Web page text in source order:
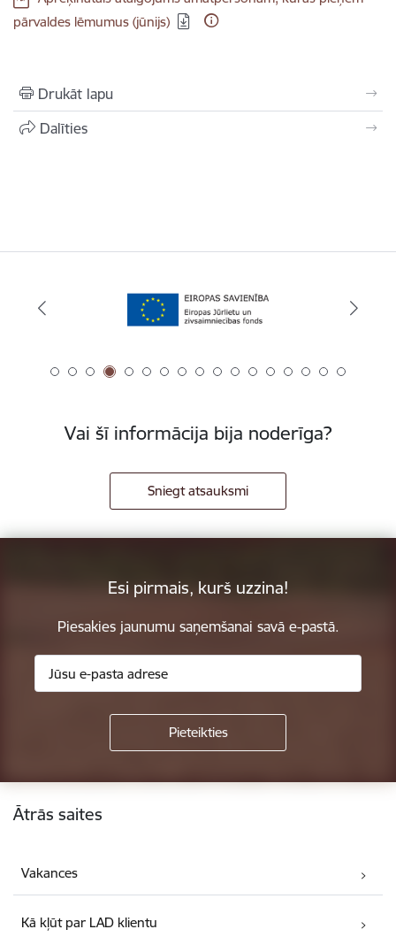
pārvaldes lēmumus (jūnijs)
Drukāt lapu
Dalīties
Vai šī informācija bija noderīga?
Sniegt atsauksmi
Esi pirmais, kurš uzzina!
Piesakies jaunumu saņemšanai savā e-pastā.
Kājene
Ātrās saites
Vakances
Kā kļūt par LAD klientu